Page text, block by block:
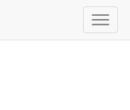
ト
グ